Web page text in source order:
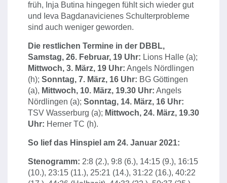
früh, Inja Butina hingegen fühlt sich wieder gut
und Ieva Bagdanavicienes Schulterprobleme
sind auch weniger geworden.
Die restlichen Termine in der DBBL,
Samstag, 26. Februar, 19 Uhr: Lions Halle (a);
Mittwoch, 3. März, 19 Uhr: Angels Nördlingen
(h); Sonntag, 7. März, 16 Uhr: BG Göttingen
(a), Mittwoch, 10. März, 19.30 Uhr: Angels
Nördlingen (a); Sonntag, 14. März, 16 Uhr:
TSV Wasserburg (a); Mittwoch, 24. März, 19.30
Uhr: Herner TC (h).
So lief das Hinspiel am 24. Januar 2021:
Stenogramm: 2:8 (2.), 9:8 (6.), 14:15 (9.), 16:15
(10.), 23:15 (11.), 25:21 (14.), 31:22 (16.), 40:22